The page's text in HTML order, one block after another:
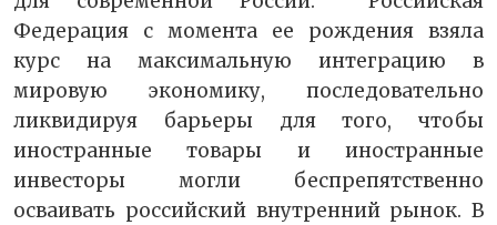
Федерация с момента ее рождения взяла
курс на максимальную интеграцию в
мировую экономику, последовательно
ликвидируя барьеры для того, чтобы
иностранные товары и иностранные
инвесторы могли беспрепятственно
осваивать российский внутренний рынок. В